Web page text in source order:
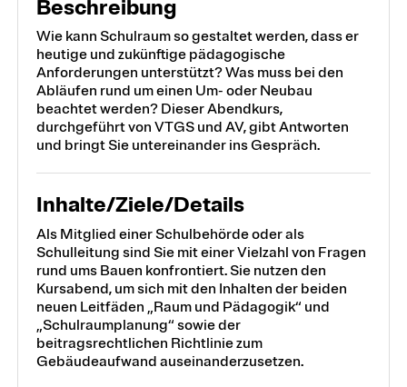
Frühe Kindheit
Heterogenität in Schule und Unterricht
Schulführung und Leadership
Beschreibung
Wie kann Schulraum so gestaltet werden, dass er
heutige und zukünftige pädagogische
Anforderungen unterstützt? Was muss bei den
Abläufen rund um einen Um- oder Neubau
beachtet werden? Dieser Abendkurs,
durchgeführt von VTGS und AV, gibt Antworten
und bringt Sie untereinander ins Gespräch.
Inhalte/Ziele/Details
Als Mitglied einer Schulbehörde oder als
Schulleitung sind Sie mit einer Vielzahl von Fragen
rund ums Bauen konfrontiert. Sie nutzen den
Kursabend, um sich mit den Inhalten der beiden
neuen Leitfäden „Raum und Pädagogik“ und
„Schulraumplanung“ sowie der
beitragsrechtlichen Richtlinie zum
Gebäudeaufwand auseinanderzusetzen.